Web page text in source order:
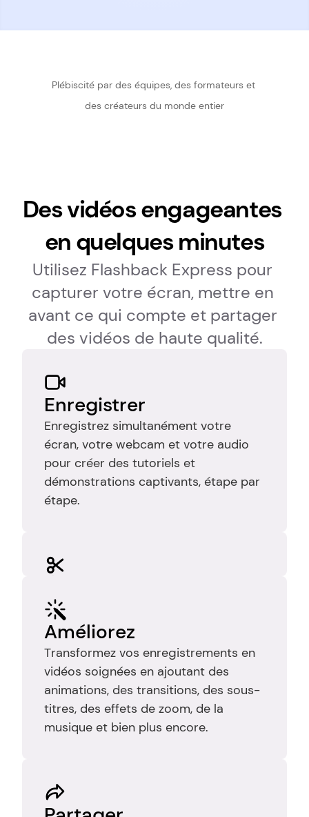
Plébiscité par des équipes, des formateurs et
des créateurs du monde entier
Des vidéos engageantes
en quelques minutes
Utilisez Flashback Express pour
capturer votre écran, mettre en
avant ce qui compte et partager
des vidéos de haute qualité.
Enregistrer
Enregistrez simultanément votre
écran, votre webcam et votre audio
pour créer des tutoriels et
démonstrations captivants, étape par
étape.
Coupez les enregistrements pour
éliminer les erreurs, les pauses et les
temps morts afin que votre vidéo
reste claire, ciblée et facile à suivre.
Améliorez
Transformez vos enregistrements en
vidéos soignées en ajoutant des
animations, des transitions, des sous-
titres, des effets de zoom, de la
musique et bien plus encore.